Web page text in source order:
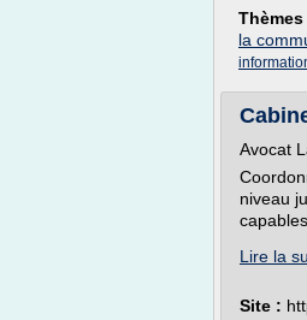
la
Avocat
niveau
Lire la
Site :